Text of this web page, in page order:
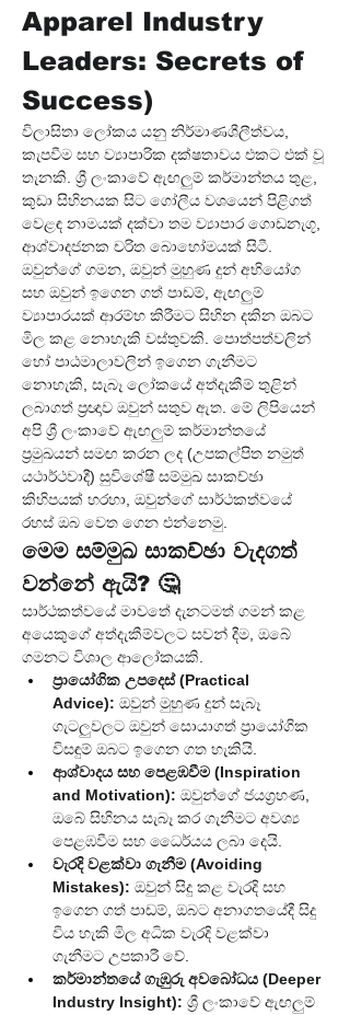
Apparel Industry
Leaders: Secrets of
Success)
විලාසිතා ලෝකය යනු නිර්මාණශීලීත්වය,
කැපවීම සහ ව්‍යාපාරික දක්ෂතාවය එකට එක් වූ
තැනකි. ශ්‍රී ලංකාවේ ඇඟලුම් කර්මාන්තය තුළ,
කුඩා සිහිනයක සිට ගෝලීය වශයෙන් පිළිගත්
වෙළඳ නාමයක් දක්වා තම ව්‍යාපාර ගොඩනැගූ,
ආශ්වාදජනක චරිත බොහෝමයක් සිටී.
ඔවුන්ගේ ගමන, ඔවුන් මුහුණ දුන් අභියෝග
සහ ඔවුන් ඉගෙන ගත් පාඩම්, ඇඟලුම්
ව්‍යාපාරයක් ආරම්භ කිරීමට සිහින දකින ඔබට
මිල කළ නොහැකි වස්තුවකි. පොත්පත්වලින්
හෝ පාඨමාලාවලින් ඉගෙන ගැනීමට
නොහැකි, සැබෑ ලෝකයේ අත්දැකීම් තුළින්
ලබාගත් ප්‍රඥාව ඔවුන් සතුව ඇත. මේ ලිපියෙන්
අපි ශ්‍රී ලංකාවේ ඇඟලුම් කර්මාන්තයේ
ප්‍රමුඛයන් සමඟ කරන ලද (උපකල්පිත නමුත්
යථාර්ථවාදී) සුවිශේෂී සම්මුඛ සාකච්ඡා
කිහිපයක් හරහා, ඔවුන්ගේ සාර්ථකත්වයේ
රහස් ඔබ වෙත ගෙන එන්නෙමු.
මෙම සම්මුඛ සාකච්ඡා වැදගත්
වන්නේ ඇයි? 🤔
සාර්ථකත්වයේ මාවතේ දැනටමත් ගමන් කළ
අයෙකුගේ අත්දැකීම්වලට සවන් දීම, ඔබේ
ගමනට විශාල ආලෝකයකි.
ප්‍රායෝගික උපදෙස් (Practical
Advice): ඔවුන් මුහුණ දුන් සැබෑ
ගැටලුවලට ඔවුන් සොයාගත් ප්‍රායෝගික
විසඳුම් ඔබට ඉගෙන ගත හැකියි.
ආශ්වාදය සහ පෙළඹවීම (Inspiration
and Motivation): ඔවුන්ගේ ජයග්‍රහණ,
ඔබේ සිහිනය සැබෑ කර ගැනීමට අවශ්‍ය
පෙළඹවීම සහ ධෛර්යය ලබා දෙයි.
වැරදි වළක්වා ගැනීම (Avoiding
Mistakes): ඔවුන් සිදු කළ වැරදි සහ
ඉගෙන ගත් පාඩම්, ඔබට අනාගතයේදී සිදු
විය හැකි මිල අධික වැරදි වළක්වා
ගැනීමට උපකාරී වේ.
කර්මාන්තයේ ගැඹුරු අවබෝධය (Deeper
Industry Insight): ශ්‍රී ලංකාවේ ඇඟලුම්